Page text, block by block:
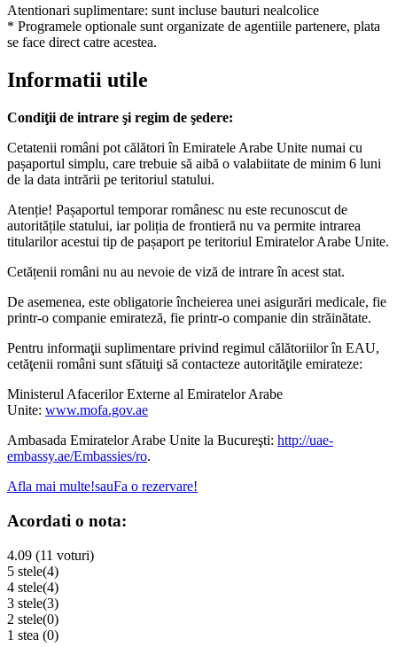
Atentionari suplimentare: sunt incluse bauturi nealcolice
* Programele optionale sunt organizate de agentiile partenere, plata
se face direct catre acestea.
Informatii utile
Condiţii de intrare şi regim de şedere:
Cetatenii români pot călători în Emiratele Arabe Unite numai cu
pașaportul simplu, care trebuie să aibă o valabiitate de minim 6 luni
de la data intrării pe teritoriul statului.
Atenție! Pașaportul temporar românesc nu este recunoscut de
autoritățile statului, iar poliția de frontieră nu va permite intrarea
titularilor acestui tip de pașaport pe teritoriul Emiratelor Arabe Unite.
Cetățenii români nu au nevoie de viză de intrare în acest stat.
De asemenea, este obligatorie încheierea unei asigurări medicale, fie
printr-o companie emirateză, fie printr-o companie din străinătate.
Pentru informaţii suplimentare privind regimul călătoriilor în EAU,
cetăţenii români sunt sfătuiţi să contacteze autorităţile emirateze:
Ministerul Afacerilor Externe al Emiratelor Arabe
Unite: www.mofa.gov.ae
Ambasada Emiratelor Arabe Unite la Bucureşti: http://uae-
embassy.ae/Embassies/ro.
Afla mai multe!sauFa o rezervare!
Acordati o nota:
4.09 (11 voturi)
5 stele(4)
4 stele(4)
3 stele(3)
2 stele(0)
1 stea (0)